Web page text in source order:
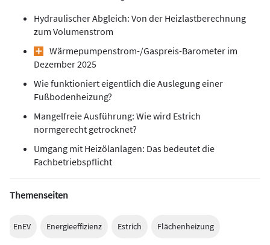
Hydraulischer Abgleich: Von der Heizlastberechnung
zum Volumenstrom
Wärmepumpen­strom-/Gas­preis­-Baro­meter im
Dezember 2025
Wie funktioniert eigentlich die Auslegung einer
Fußbodenheizung?
Mangelfreie Ausführung: Wie wird Estrich
normgerecht getrocknet?
Umgang mit Heizölanlagen: Das bedeutet die
Fachbetriebspflicht
Themenseiten
EnEV Energieeffizienz Estrich Flächenheizung